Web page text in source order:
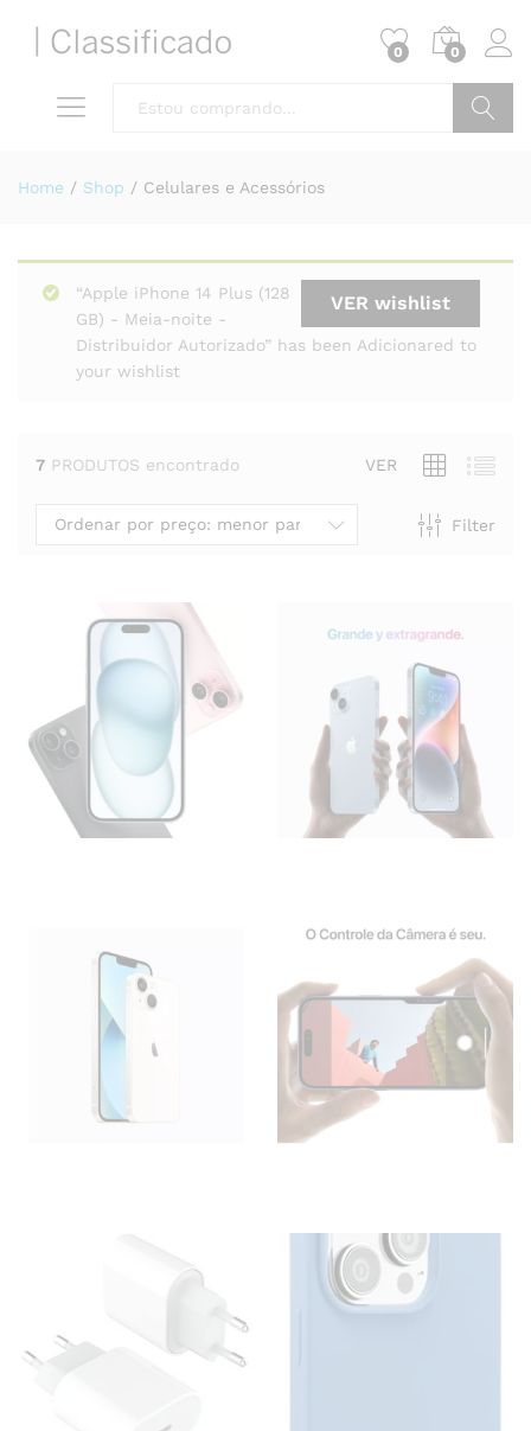
0 0
Home / Shop / Celulares e Acessórios
VER wishlist
“Apple iPhone 14 Plus (128
GB) - Meia-noite -
Distribuidor Autorizado” has been Adicionared to
your wishlist
7 PRODUTOS encontrado VER
Filter
Ordenar por preço: menor para maior